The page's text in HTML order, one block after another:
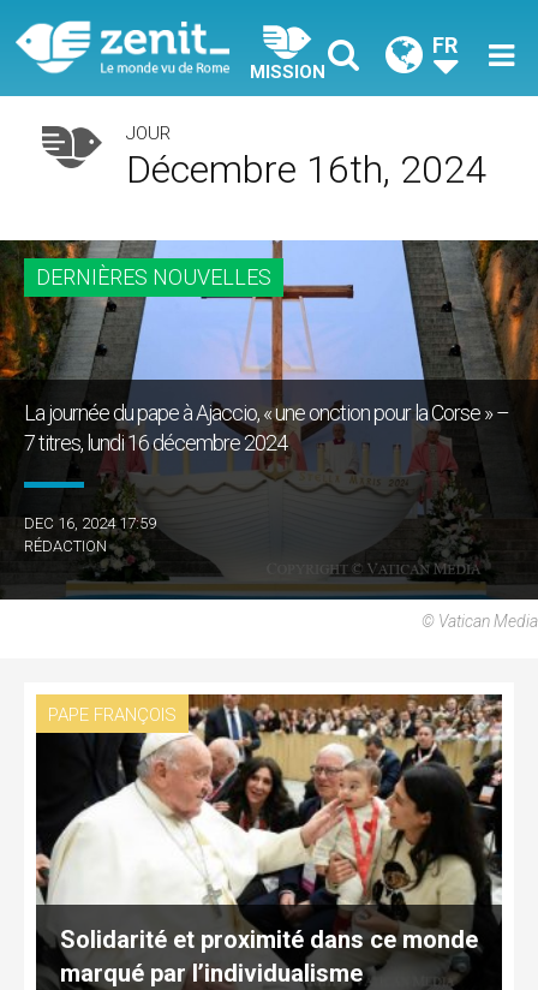
MISSION
FR
JOUR
Décembre 16th, 2024
DERNIÈRES NOUVELLES
La journée du pape à Ajaccio, « une onction pour la Corse » –
7 titres, lundi 16 décembre 2024
DEC 16, 2024 17:59
RÉDACTION
© Vatican Media
PAPE FRANÇOIS
Solidarité et proximité dans ce monde
marqué par l’individualisme